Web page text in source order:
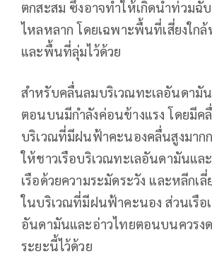
ตกสะสม ซึ่งอาจทำให้เกิดน้ำท่วม
ไหลหลาก โดยเฉพาะพื้นที่เสี่ยงใก
และพื้นที่ลุ่มไว้ด้วย
สำหรับคลื่นลมบริเวณทะเลอันดามั
ตอนบนมีกำลังค่อนข้างแรง โดยมีค
บริเวณที่มีฝนฟ้าคะนองคลื่นสูงมาก
ให้ชาวเรือบริเวณทะเลอันดามันแล
เรือด้วยความระมัดระวัง และหลีกเลี่
ในบริเวณที่มีฝนฟ้าคะนอง ส่วนเรือ
อันดามันและอ่าวไทยตอนบนควรง
ระยะนี้ไว้ด้วย